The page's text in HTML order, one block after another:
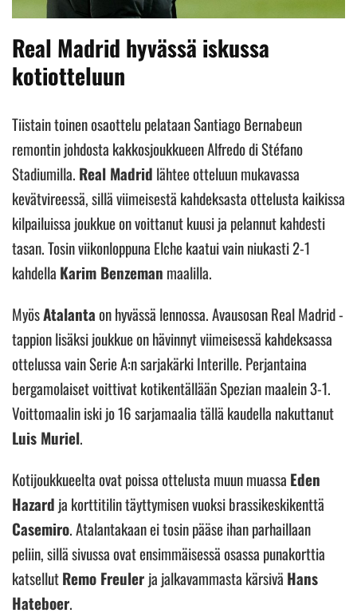
Real Madrid hyvässä iskussa
kotiotteluun
Tiistain toinen osaottelu pelataan Santiago Bernabeun
remontin johdosta kakkosjoukkueen Alfredo di Stéfano
Stadiumilla. Real Madrid lähtee otteluun mukavassa
kevätvireessä, sillä viimeisestä kahdeksasta ottelusta kaikissa
kilpailuissa joukkue on voittanut kuusi ja pelannut kahdesti
tasan. Tosin viikonloppuna Elche kaatui vain niukasti 2-1
kahdella Karim Benzeman maalilla.
MyösAtalantaon hyvässä lennossa. Avausosan Real Madrid -
tappion lisäksi joukkue on hävinnyt viimeisessä kahdeksassa
ottelussa vain Serie A:n sarjakärki Interille. Perjantaina
bergamolaiset voittivat kotikentällään Spezian maalein 3-1.
Voittomaalin iski jo 16 sarjamaalia tällä kaudella nakuttanut
Luis Muriel.
Kotijoukkueelta ovat poissa ottelusta muun muassa Eden
Hazard ja korttitilin täyttymisen vuoksi brassikeskikenttä
Casemiro. Atalantakaan ei tosin pääse ihan parhaillaan
peliin, sillä sivussa ovat ensimmäisessä osassa punakorttia
katsellutRemo Freuler ja jalkavammasta kärsivä Hans
Hateboer.